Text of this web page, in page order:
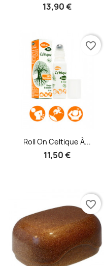
13,90 €
Aperçu rapide
Roll On Celtique À...
11,50 €
favorite_border
favorite_border